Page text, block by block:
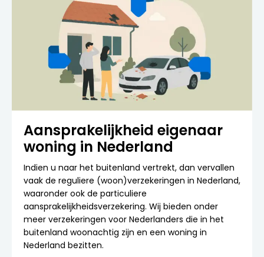
Aansprakelijkheid eigenaar
woning in Nederland
Indien u naar het buitenland vertrekt, dan vervallen
vaak de reguliere (woon)verzekeringen in Nederland,
waaronder ook de particuliere
aansprakelijkheidsverzekering. Wij bieden onder
meer verzekeringen voor Nederlanders die in het
buitenland woonachtig zijn en een woning in
Nederland bezitten.